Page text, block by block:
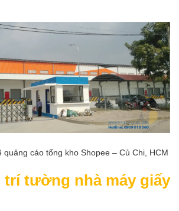
quảng cáo tổng kho Shopee – Củ Chi, HCM
trí tường nhà máy giấy